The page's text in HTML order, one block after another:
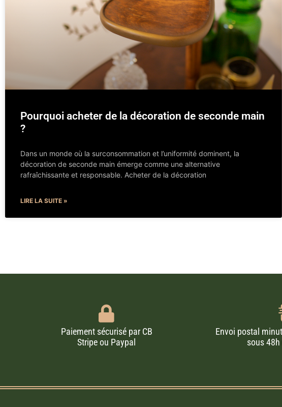
Pourquoi acheter de la décoration de seconde main
?
Dans un monde où la surconsommation et l’uniformité dominent, la
décoration de seconde main émerge comme une alternative
rafraîchissante et responsable. Acheter de la décoration
LIRE LA SUITE »
Paiement sécurisé par CB
Stripe ou Paypal
Envoi postal
sous